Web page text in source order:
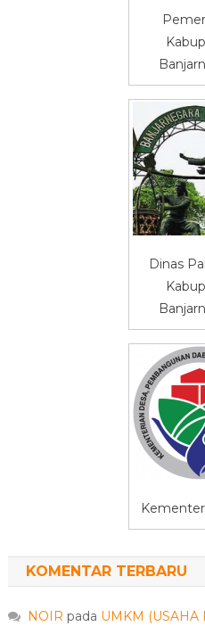
Dinas
KOMENTAR TERBARU
NOIR pada UMKM (USAHA